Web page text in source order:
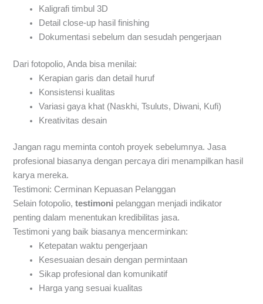
Kaligrafi timbul 3D
Detail close-up hasil finishing
Dokumentasi sebelum dan sesudah pengerjaan
Dari fotopolio, Anda bisa menilai:
Kerapian garis dan detail huruf
Konsistensi kualitas
Variasi gaya khat (Naskhi, Tsuluts, Diwani, Kufi)
Kreativitas desain
Jangan ragu meminta contoh proyek sebelumnya. Jasa
profesional biasanya dengan percaya diri menampilkan hasil
karya mereka.
Testimoni: Cerminan Kepuasan Pelanggan
Selain fotopolio,testimoni pelanggan menjadi indikator
penting dalam menentukan kredibilitas jasa.
Testimoni yang baik biasanya mencerminkan:
Ketepatan waktu pengerjaan
Kesesuaian desain dengan permintaan
Sikap profesional dan komunikatif
Harga yang sesuai kualitas